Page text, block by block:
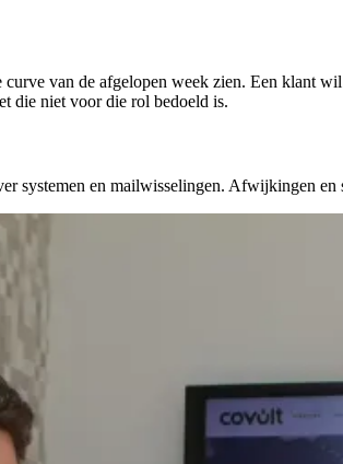
van de afgelopen week zien. Een klant
die niet voor die rol bedoeld is.
systemen en mailwisselingen. Afwijkingen